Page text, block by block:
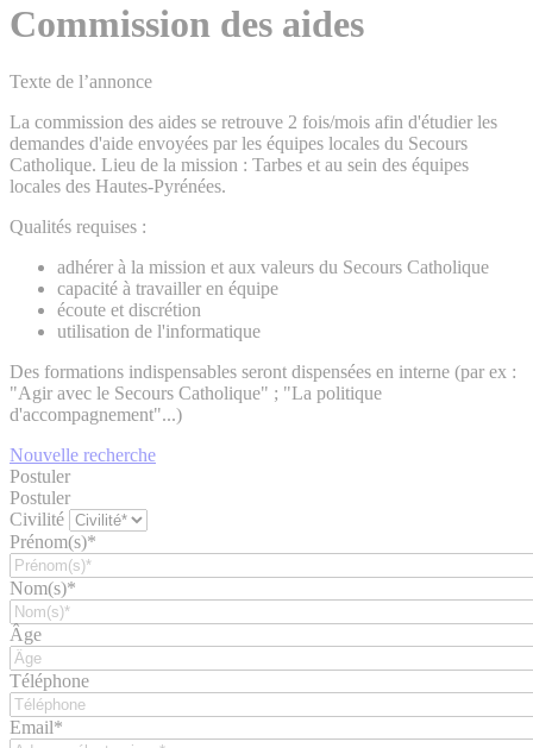
Commission des aides
Texte de l’annonce
La commission des aides se retrouve 2 fois/mois afin d'étudier les
demandes d'aide envoyées par les équipes locales du Secours
Catholique. Lieu de la mission : Tarbes et au sein des équipes
locales des Hautes-Pyrénées.
Qualités requises :
adhérer à la mission et aux valeurs du Secours Catholique
capacité à travailler en équipe
écoute et discrétion
utilisation de l'informatique
Des formations indispensables seront dispensées en interne (par ex :
"Agir avec le Secours Catholique" ; "La politique
d'accompagnement"...)
Nouvelle recherche
Postuler
Postuler
Civilité
Prénom(s)*
Nom(s)*
Âge
Téléphone
Email*